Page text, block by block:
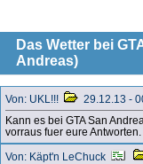
Das Wetter bei
Andreas)
Von: UKL!!!
29.12.13 -
Kann es bei GTA San
vorraus fuer eure Antworten.
Von: Käpt'n LeChuck